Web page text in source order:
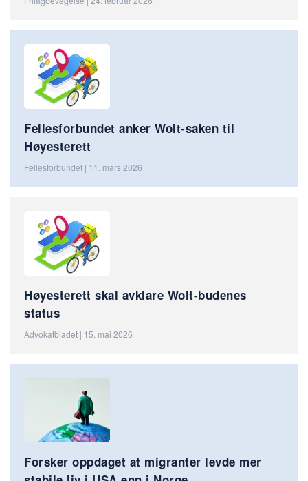
Fellesforbundet anker Wolt-saken til
Høyesterett
Fellesforbundet | 11. mars 2026
Høyesterett skal avklare Wolt-budenes
status
Advokatbladet | 15. mai 2026
Forsker oppdaget at migranter levde mer